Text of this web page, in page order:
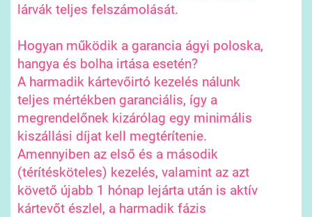
lárvák teljes felszámolását.
Hogyan működik a garancia ágyi poloska,
hangya és bolha irtása esetén?
A harmadik kártevőirtó kezelés nálunk
teljes mértékben garanciális, így a
megrendelőnek kizárólag egy minimális
kiszállási díjat kell megtérítenie.
Amennyiben az első és a második
(térítésköteles) kezelés, valamint az azt
követő újabb 1 hónap lejárta után is aktív
kártevőt észlel, a harmadik fázis